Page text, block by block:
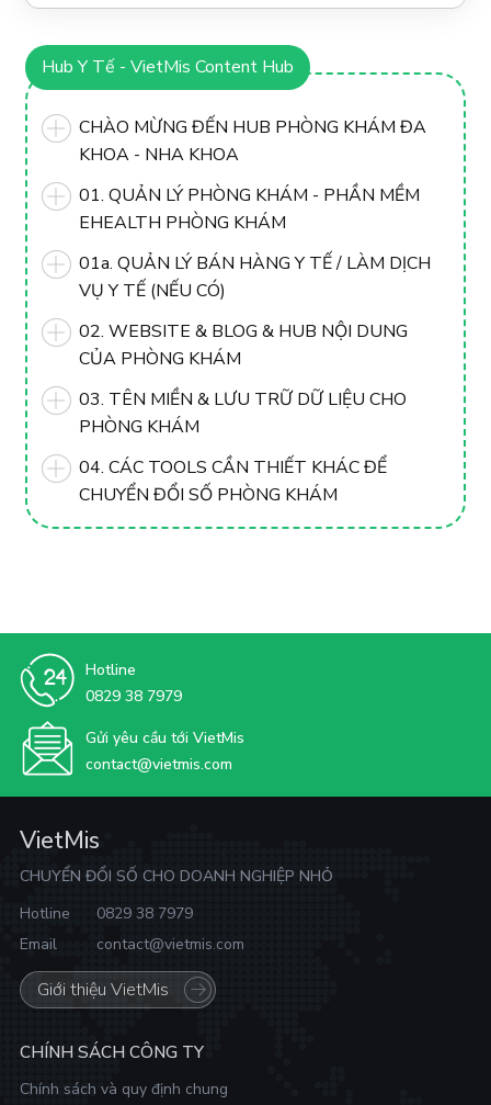
của Bạn.
Hub Y Tế - VietMis Content Hub
CHÀO MỪNG ĐẾN HUB PHÒNG KHÁM ĐA
KHOA - NHA KHOA
01. QUẢN LÝ PHÒNG KHÁM - PHẦN MỀM
EHEALTH PHÒNG KHÁM
01a. QUẢN LÝ BÁN HÀNG Y TẾ / LÀM DỊCH
VỤ Y TẾ (NẾU CÓ)
02. WEBSITE & BLOG & HUB NỘI DUNG
CỦA PHÒNG KHÁM
03. TÊN MIỀN & LƯU TRỮ DỮ LIỆU CHO
PHÒNG KHÁM
04. CÁC TOOLS CẦN THIẾT KHÁC ĐỂ
CHUYỂN ĐỔI SỐ PHÒNG KHÁM
Hotline
0829 38 7979
Gửi yêu cầu tới VietMis
contact@vietmis.com
VietMis
CHUYỂN ĐỔI SỐ CHO DOANH NGHIỆP NHỎ
Hotline
0829 38 7979
Email
contact@vietmis.com
Giới thiệu VietMis
CHÍNH SÁCH CÔNG TY
Chính sách và quy định chung